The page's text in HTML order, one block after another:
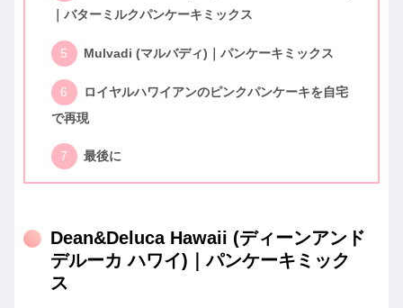
｜バターミルクパンケーキミックス
Mulvadi (マルバディ)｜パンケーキミックス
ロイヤルハワイアンのピンクパンケーキを自宅
で再現
最後に
Dean&Deluca Hawaii (ディーンアンド
デルーカ ハワイ)｜パンケーキミック
ス